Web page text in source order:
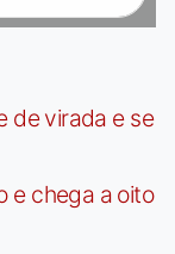
de virada e se
e chega a oito